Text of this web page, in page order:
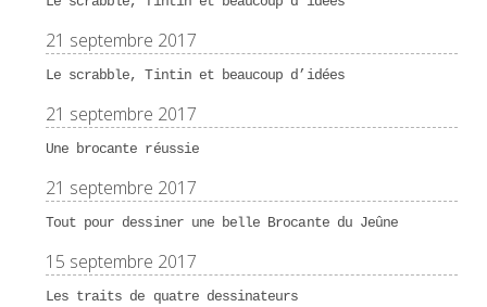
21 septembre 2017
Le scrabble, Tintin et beaucoup d’idées
21 septembre 2017
Une brocante réussie
21 septembre 2017
Tout pour dessiner une belle Brocante du Jeûne
15 septembre 2017
Les traits de quatre dessinateurs